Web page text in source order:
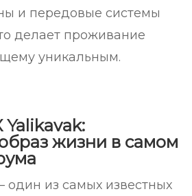
и передовые системы
делает проживание
уникальным.
Yalikavak:
жизни в самом
один из самых известных